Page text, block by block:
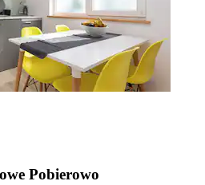
Pobierowo